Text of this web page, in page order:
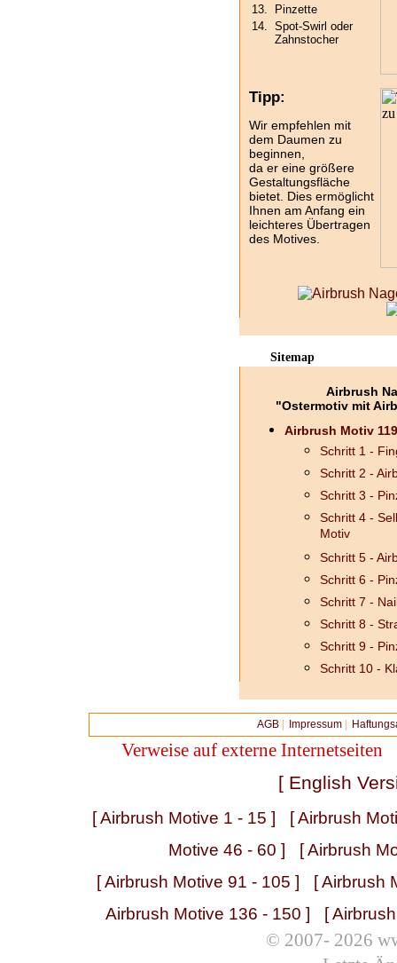
13.
Pinzette
14. Spot-Swirl oder
Zahnstocher
Tipp:
Wir empfehlen mit
dem Daumen zu
beginnen,
da er eine größere
Gestaltungsfläche
bietet. Dies ermöglicht
Ihnen am Anfang ein
leichteres Übertragen
des Motives.
Sitemap
Airbrush
"Ostermotiv mit
Airbrush Motiv
Schritt 1 -
Schritt 2 -
Schritt 3 -
Schritt 4 -
Motiv
Schritt 5 -
Schritt 6 -
Schritt 7 -
Schritt 8 -
Schritt 9 -
Schritt 10 -
AGB Impressum
Verweise auf externe Internetseiten
[ English
[ Airbrush Motive 1 - 15 ]
[ Airbrush
Motive 46 - 60 ]
[ Airbrush
[ Airbrush Motive 91 - 105 ]
[ Airbrush
Airbrush Motive 136 - 150 ]
[
© 2007- 2026